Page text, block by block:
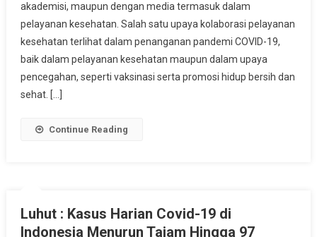
Anies
Apresiasi
Kontribusi
Tenaga
Kesehatan
akademisi, maupun dengan media termasuk dalam
pelayanan kesehatan. Salah satu upaya kolaborasi pelayanan
kesehatan terlihat dalam penanganan pandemi COVID-19,
baik dalam pelayanan kesehatan maupun dalam upaya
pencegahan, seperti vaksinasi serta promosi hidup bersih dan
sehat. […]
Continue Reading
Luhut : Kasus Harian Covid-19 di
Indonesia Menurun Tajam Hingga 97